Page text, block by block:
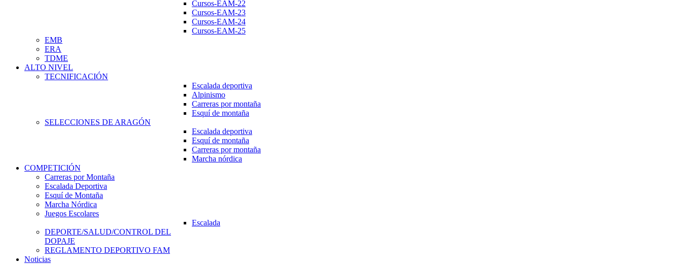
Cursos-EAM-22
Cursos-EAM-23
Cursos-EAM-24
Cursos-EAM-25
EMB
ERA
TDME
ALTO NIVEL
TECNIFICACIÓN
Escalada deportiva
Alpinismo
Carreras por montaña
Esquí de montaña
SELECCIONES DE ARAGÓN
Escalada deportiva
Esquí de montaña
Carreras por montaña
Marcha nórdica
COMPETICIÓN
Carreras por Montaña
Escalada Deportiva
Esquí de Montaña
Marcha Nórdica
Juegos Escolares
Escalada
DEPORTE/SALUD/CONTROL DEL
DOPAJE
REGLAMENTO DEPORTIVO FAM
Noticias